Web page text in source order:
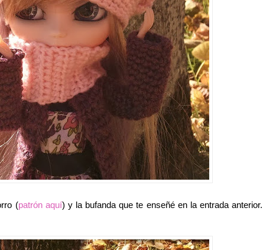
(patrón aquí) y la bufanda que te enseñé en la entrada anterior.